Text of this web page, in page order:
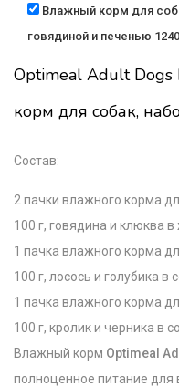
Влажный корм для
говядиной и печенью
Optimeal Adult
корм для собак,
Состав:
2 пачки влажного корма
100 г, говядина и клюква в
1 пачка влажного корма
100 г, лосось и голубика в
1 пачка влажного корма
100 г, кролик и черника в
Влажный корм Optimeal
полноценное питание для